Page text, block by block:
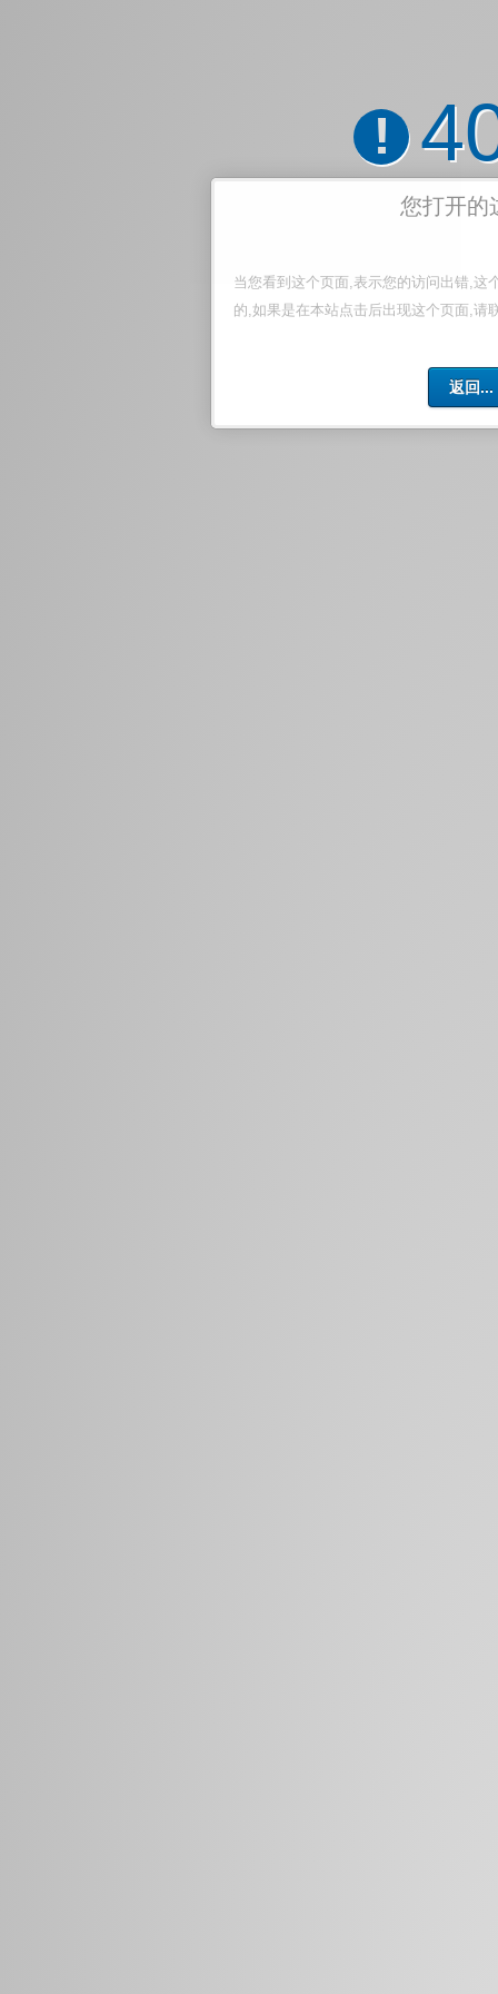
!
您打开的
当您看到这个页面,表示您的访问出错,这
的,如果是在本站点击后出现这个页面,请
返回...